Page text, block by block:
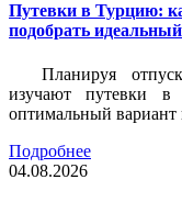
Путевки в Турцию:
подобрать
Планируя
изучают путевки
оптимальный вариант
Подробнее
04.08.2026